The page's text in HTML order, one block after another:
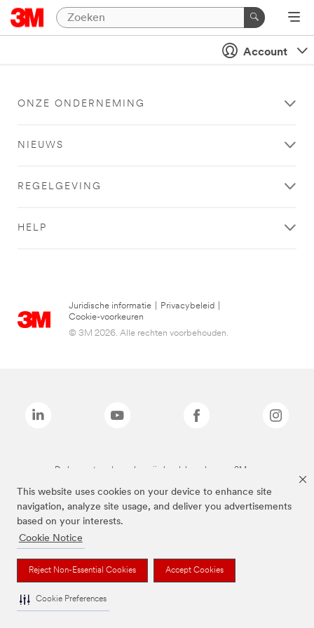
This website uses cookies on your device to enhance site
navigation, analyze site usage, and deliver you advertisements
based on your interests.
Cookie Notice
Reject Non-Essential Cookies Accept Cookies
Cookie Preferences
Account
ONZE ONDERNEMING
NIEUWS
REGELGEVING
HELP
Juridische informatie Privacybeleid
Cookie-voorkeuren
© 3M 2026. Alle rechten voorbehouden.
De bovenstaande merken zijn handelsmerken van 3M.we